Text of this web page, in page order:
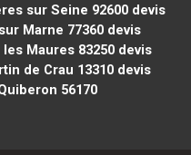
sur Seine 92600 devis
Marne 77360devis
Maures 83250 devis
de Crau 13310 devis
56170